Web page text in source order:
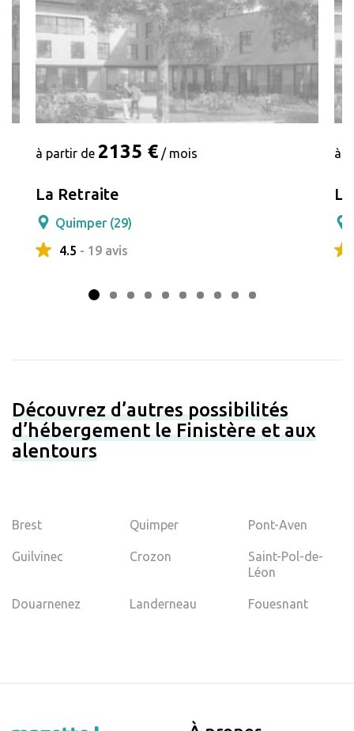
à partir de 2135 € / mois
La Retraite
Quimper (29)
4.5 - 19 avis
à
Découvrez d’autres possibilités
d’hébergement le Finistère et aux
alentours
Brest Quimper Pont-Aven
Guilvinec Crozon
Saint-Pol-de-
Léon
Douarnenez Landerneau Fouesnant